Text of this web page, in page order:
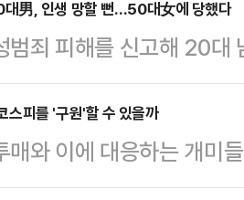
앙선거관리위원회에 따
가왔다. 특히 오는 21일
승리를 위…
델이 탄생할 것"이라며
열린 중앙선거대책위원
폭탄이 됐다"며 "노사합
에 돌이키기 힘든 수준의
면 노조를 설득하기보다
모양새"라며 "어제밤 …
대男, 인생 망할 뻔…50대女에 당했다
범죄 피해를 신고해 20
유예를 선고받았다.12일
는 무고 혐의로 기소된
했다.A씨는 고의가 없었
는 이를 받아들이지 않았
스피를 '구원'할 수 있을까
매와 이에 대응하는 개미
데 한국시각으로 21일 새